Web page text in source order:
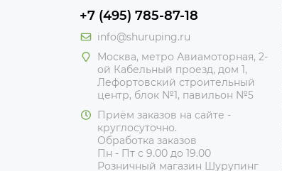
+7 (495) 785-87-18
info@shuruping.ru
Москва, метро Авиамоторная, 2-
ой Кабельный проезд, дом 1,
Лефортовский строительный
центр, блок №1, павильон №5
Приём заказов на сайте -
круглосуточно.
Обработка заказов
Пн - Пт с 9.00 до 19.00
Розничный магазин Шурупинг